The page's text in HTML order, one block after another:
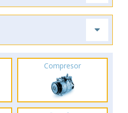
Compresor